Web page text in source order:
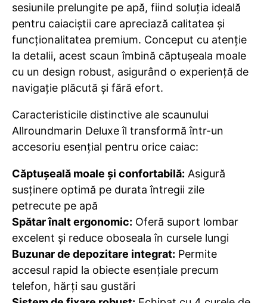
sesiunile prelungite pe apă, fiind soluția ideală
pentru caiaciștii care apreciază calitatea și
funcționalitatea premium. Conceput cu atenție
la detalii, acest scaun îmbină căptușeala moale
cu un design robust, asigurând o experiență de
navigație plăcută și fără efort.
Caracteristicile distinctive ale scaunului
Allroundmarin Deluxe îl transformă într-un
accesoriu esențial pentru orice caiac:
Căptușeală moale și confortabilă: Asigură
susținere optimă pe durata întregii zile
petrecute pe apă
Spătar înalt ergonomic: Oferă suport lombar
excelent și reduce oboseala în cursele lungi
Buzunar de depozitare integrat: Permite
accesul rapid la obiecte esențiale precum
telefon, hărți sau gustări